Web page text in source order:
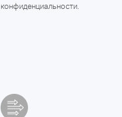
конфиденциальности.